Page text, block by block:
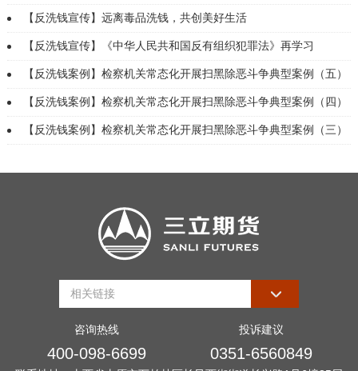
【反洗钱宣传】远离毒品洗钱，共创美好生活
【反洗钱宣传】《中华人民共和国反有组织犯罪法》再学习
【反洗钱案例】检察机关常态化开展扫黑除恶斗争典型案例（五）
【反洗钱案例】检察机关常态化开展扫黑除恶斗争典型案例（四）
【反洗钱案例】检察机关常态化开展扫黑除恶斗争典型案例（三）
咨询热线
400-098-6699
投诉建议
0351-6560849